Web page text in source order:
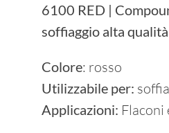
Diventa Fornitore
News
Contatti
6100 RED |
soffiaggio alta qualità
Colore: rosso
Utilizzabile per:
Applicazioni: Flaconi